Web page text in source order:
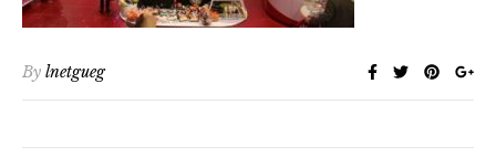
By lnetgueg